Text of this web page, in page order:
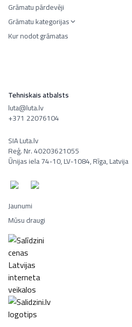
Grāmatu pārdevēji
Grāmatu kategorijas
Kur nodot grāmatas
Tehniskais atbalsts
luta@luta.lv
+371 22076104
SIA Luta.lv
Reģ. Nr. 40203621055
Ūnijas iela 74-10, LV-1084, Rīga, Latvija
Jaunumi
Mūsu draugi